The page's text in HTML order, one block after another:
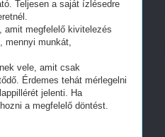
Teljesen a saját ízlésedre
amit megfelelő kivitelezés
mennyi munkát,
vele, amit csak
Érdemes tehát mérlegelni
jelenti. Ha
a megfelelő döntést.